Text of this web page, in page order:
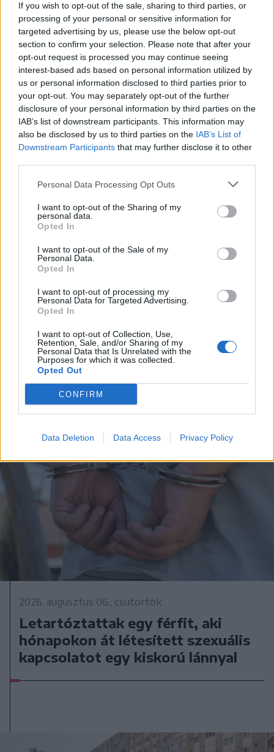
If you wish to opt-out of the sale, sharing to third parties, or
processing of your personal or sensitive information for
targeted advertising by us, please use the below opt-out
section to confirm your selection. Please note that after your
opt-out request is processed you may continue seeing
interest-based ads based on personal information utilized by
us or personal information disclosed to third parties prior to
your opt-out. You may separately opt-out of the further
disclosure of your personal information by third parties on the
IAB’s list of downstream participants. This information may
also be disclosed by us to third parties on the IAB’s List of
Downstream Participants that may further disclose it to other
Personal Data Processing Opt Outs
I want to opt-out of the Sharing of my
personal data.
Opted In
I want to opt-out of the Sale of my
Personal Data.
Opted In
I want to opt-out of processing my
Personal Data for Targeted Advertising.
Opted In
I want to opt-out of Collection, Use,
Retention, Sale, and/or Sharing of my
Personal Data that Is Unrelated with the
Purposes for which it was collected.
Opted Out
CONFIRM
Data Deletion Data Access Privacy Policy
2026. augusztus 06., csütörtök
Tematikus medvepark készül
Szovátán
2026. augusztus 06., csütörtök
villámcsapás ért a Maros partján –
frissítve
2026. augusztus 06., csütörtök
Letartóztattak egy férfit, aki
hónapokon át létesített szexuális
kapcsolatot egy kiskorú lánnyal